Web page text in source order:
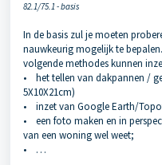
82.1/75.1 - basis
In de basis zul je moeten
nauwkeurig mogelijk te
volgende methodes kunnen
• het tellen van dakpannen /
5X10X21cm)
• inzet van Google Earth/
• een foto maken en in
van een woning wel weet;
• …